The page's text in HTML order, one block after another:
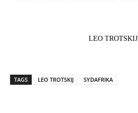
LEO TROTSKIJ
TAGS LEO TROTSKIJ SYDAFRIKA